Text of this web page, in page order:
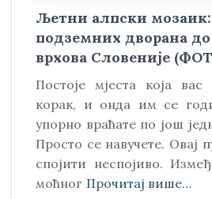
Љетни алпски
подземних дворана
врхова Словеније
Постоје мјеста која
корак, и онда им се
упорно враћате по још
Просто се навучете. Овај
спојити неспојиво.
моћног Прочитај више…